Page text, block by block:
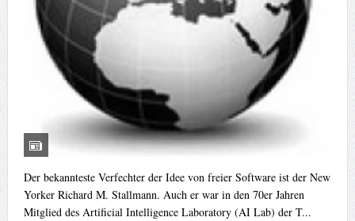
Der bekannteste Verfechter der Idee von freier Software ist der New
Yorker Richard M. Stallmann. Auch er war in den 70er Jahren
Mitglied des Artificial Intelligence Laboratory (AI Lab) der T...